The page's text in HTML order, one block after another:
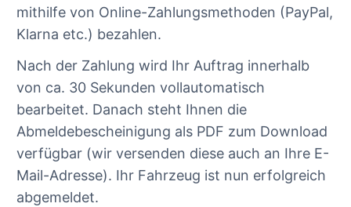
mithilfe von Online-Zahlungsmethoden (PayPal,
Klarna etc.) bezahlen.
Nach der Zahlung wird Ihr Auftrag innerhalb
von ca. 30 Sekunden vollautomatisch
bearbeitet. Danach steht Ihnen die
Abmeldebescheinigung als PDF zum Download
verfügbar (wir versenden diese auch an Ihre E-
Mail-Adresse). Ihr Fahrzeug ist nun erfolgreich
abgemeldet.